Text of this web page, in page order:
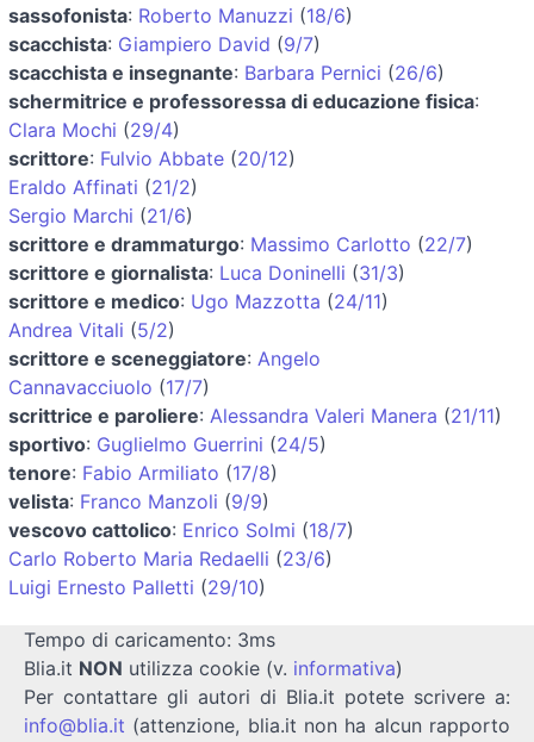
sassofonista: Roberto Manuzzi (18/6)
scacchista: Giampiero David (9/7)
scacchista e insegnante: Barbara Pernici (26/6)
schermitrice e professoressa di educazione fisica:
Clara Mochi (29/4)
scrittore: Fulvio Abbate (20/12)
Eraldo Affinati (21/2)
Sergio Marchi (21/6)
scrittore e drammaturgo: Massimo Carlotto (22/7)
scrittore e giornalista: Luca Doninelli (31/3)
scrittore e medico: Ugo Mazzotta (24/11)
Andrea Vitali (5/2)
scrittore e sceneggiatore: Angelo
Cannavacciuolo (17/7)
scrittrice e paroliere: Alessandra Valeri Manera (21/11)
sportivo: Guglielmo Guerrini (24/5)
tenore: Fabio Armiliato (17/8)
velista: Franco Manzoli (9/9)
vescovo cattolico: Enrico Solmi (18/7)
Carlo Roberto Maria Redaelli (23/6)
Luigi Ernesto Palletti (29/10)
Tempo di caricamento: 3ms
Blia.it NON utilizza cookie (v. informativa)
Per contattare gli autori di Blia.it potete scrivere a:
info@blia.it (attenzione, blia.it non ha alcun rapporto